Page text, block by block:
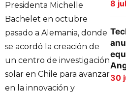
Presidenta Michelle
Bachelet en octubre
pasado a Alemania, donde
se acordó la creación de
un centro de investigación
solar en Chile para avanzar
en la innovación y
8
30